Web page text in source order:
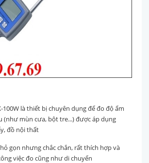
100W là thiết bị chuyên dụng để đo độ ẩm
(như mùn cưa, bột tre...) được áp dụng
đồ nội thất
gọn nhưng chắc chắn, rất thích hợp và
việc đo cũng như di chuyển